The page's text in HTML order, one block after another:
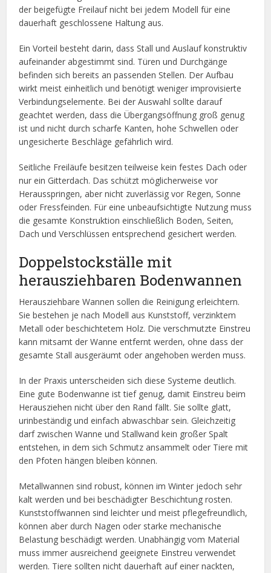
der beigefügte Freilauf nicht bei jedem Modell für eine
dauerhaft geschlossene Haltung aus.
Ein Vorteil besteht darin, dass Stall und Auslauf konstruktiv
aufeinander abgestimmt sind. Türen und Durchgänge
befinden sich bereits an passenden Stellen. Der Aufbau
wirkt meist einheitlich und benötigt weniger improvisierte
Verbindungselemente. Bei der Auswahl sollte darauf
geachtet werden, dass die Übergangsöffnung groß genug
ist und nicht durch scharfe Kanten, hohe Schwellen oder
ungesicherte Beschläge gefährlich wird.
Seitliche Freiläufe besitzen teilweise kein festes Dach oder
nur ein Gitterdach. Das schützt möglicherweise vor
Herausspringen, aber nicht zuverlässig vor Regen, Sonne
oder Fressfeinden. Für eine unbeaufsichtigte Nutzung muss
die gesamte Konstruktion einschließlich Boden, Seiten,
Dach und Verschlüssen entsprechend gesichert werden.
Doppelstockställe mit
herausziehbaren Bodenwannen
Herausziehbare Wannen sollen die Reinigung erleichtern.
Sie bestehen je nach Modell aus Kunststoff, verzinktem
Metall oder beschichtetem Holz. Die verschmutzte Einstreu
kann mitsamt der Wanne entfernt werden, ohne dass der
gesamte Stall ausgeräumt oder angehoben werden muss.
In der Praxis unterscheiden sich diese Systeme deutlich.
Eine gute Bodenwanne ist tief genug, damit Einstreu beim
Herausziehen nicht über den Rand fällt. Sie sollte glatt,
urinbeständig und einfach abwaschbar sein. Gleichzeitig
darf zwischen Wanne und Stallwand kein großer Spalt
entstehen, in dem sich Schmutz ansammelt oder Tiere mit
den Pfoten hängen bleiben können.
Metallwannen sind robust, können im Winter jedoch sehr
kalt werden und bei beschädigter Beschichtung rosten.
Kunststoffwannen sind leichter und meist pflegefreundlich,
können aber durch Nagen oder starke mechanische
Belastung beschädigt werden. Unabhängig vom Material
muss immer ausreichend geeignete Einstreu verwendet
werden. Tiere sollten nicht dauerhaft auf einer nackten,